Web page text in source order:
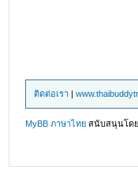
ติดต่อเรา |
MyBB ภาษาไทย สนับสนุนโด